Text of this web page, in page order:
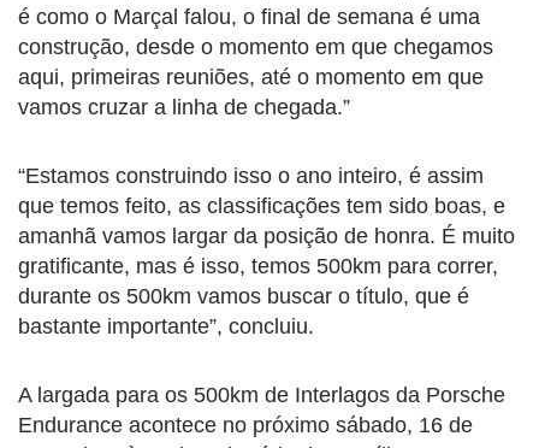
é como o Marçal falou, o final de semana é uma
construção, desde o momento em que chegamos
aqui, primeiras reuniões, até o momento em que
vamos cruzar a linha de chegada.”
“Estamos construindo isso o ano inteiro, é assim
que temos feito, as classificações tem sido boas, e
amanhã vamos largar da posição de honra. É muito
gratificante, mas é isso, temos 500km para correr,
durante os 500km vamos buscar o título, que é
bastante importante”, concluiu.
A largada para os 500km de Interlagos da Porsche
Endurance acontece no próximo sábado, 16 de